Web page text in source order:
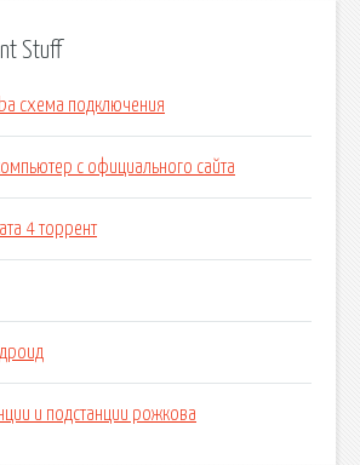
Stuff
схема подключения
с официального сайта
4 торрент
и подстанции рожкова